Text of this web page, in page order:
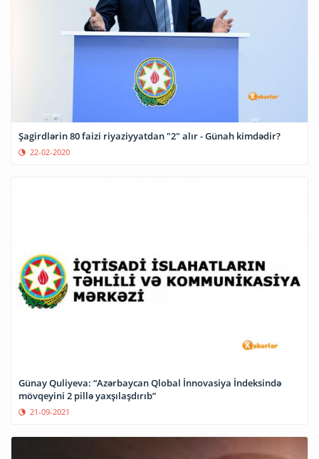
Şagirdlərin 80 faizi riyaziyyatdan "2" alır - Günah kimdədir?
22-02-2020
Günay Quliyeva: “Azərbaycan Qlobal İnnovasiya İndeksində
mövqeyini 2 pillə yaxşılaşdırıb”
21-09-2021